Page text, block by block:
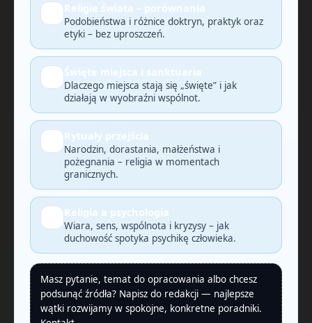
Religie świata – porównania
Podobieństwa i różnice doktryn, praktyk oraz
etyki – bez uproszczeń.
Święte miejsca i sanktuaria
Dlaczego miejsca stają się „święte” i jak
działają w wyobraźni wspólnot.
Rytuały przejścia
Narodzin, dorastania, małżeństwa i
pożegnania – religia w momentach
granicznych.
Religia a psychologia
Wiara, sens, wspólnota i kryzysy – jak
duchowość spotyka psychikę człowieka.
Masz pytanie, temat do opracowania albo chcesz
podsunąć źródła? Napisz do redakcji — najlepsze
wątki rozwijamy w spokojne, konkretne poradniki.